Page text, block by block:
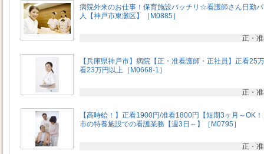
病院外来のお仕事！保育施設バッチリ☆看護師さん日勤
人【神戸市東灘区】［M0885］
正・
【兵庫県神戸市】病院【正・准看護師・正社員】正看25
看23万円以上［M0668-1］
正・
【高時給！】正看1900円/准看1800円【短期3ヶ月～OK
市の特養施設での看護業務【週3日～】［M0795］
正・